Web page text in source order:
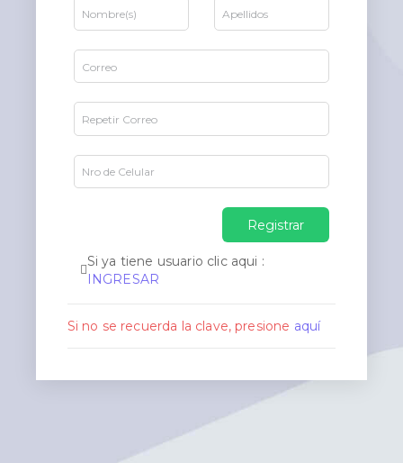
Registrar
Si ya tiene usuario clic aqui :
INGRESAR
Si no se recuerda la clave, presione aquí